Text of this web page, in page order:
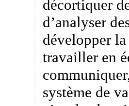
décortiquer
d’analyser
développer
travailler en
système de